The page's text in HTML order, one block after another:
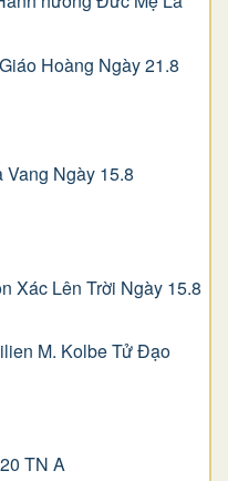
Hoàng Ngày 21.8
Ngày 15.8
Xác Lên Trời Ngày 15.8
M. Kolbe Tử Đạo
TN A